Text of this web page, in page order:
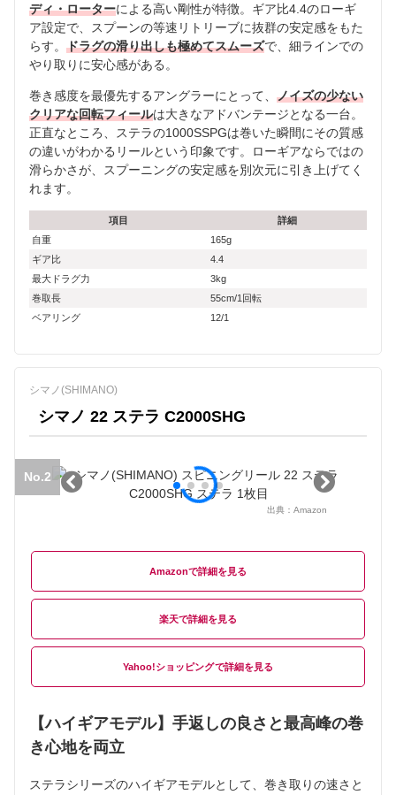
ディ・ローターによる高い剛性が特徴。ギア比4.4のローギ
ア設定で、スプーンの等速リトリーブに抜群の安定感をもた
らす。 ドラグの滑り出しも極めてスムーズで、細ラインでの
やり取りに安心感がある。
巻き感度を最優先するアングラーにとって、 ノイズの少ない
クリアな回転フィールは大きなアドバンテージとなる一台。
正直なところ、ステラの1000SSPGは巻いた瞬間にその質感
の違いがわかるリールという印象です。ローギアならではの
滑らかさが、スプーニングの安定感を別次元に引き上げてく
れます。
項目
詳細
自重
165g
ギア比
4.4
最大ドラグ力
3kg
巻取長
55cm/1回転
ベアリング
12/1
シマノ(SHIMANO)
シマノ 22 ステラ C2000SHG
No.2
出典： Amazon
Amazon
楽天
Yahoo!ショッピング
【ハイギアモデル】手返しの良さと最高峰の巻
き心地を両立
ステラシリーズのハイギアモデルとして、巻き取りの速さと